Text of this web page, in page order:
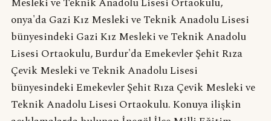
onya'da Gazi Kız Mesleki ve Teknik Anadolu Lisesi
bünyesindeki Gazi Kız Mesleki ve Teknik Anadolu
Lisesi Ortaokulu, Burdur'da Emekevler Şehit Rıza
Çevik Mesleki ve Teknik Anadolu Lisesi
bünyesindeki Emekevler Şehit Rıza Çevik Mesleki ve
Teknik Anadolu Lisesi Ortaokulu. Konuya ilişkin